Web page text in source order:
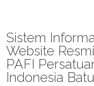
Sistem
Website
PAFI
Indonesia